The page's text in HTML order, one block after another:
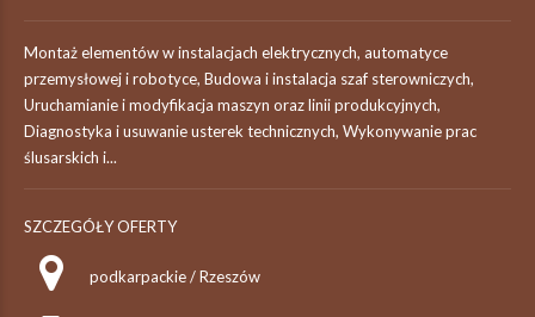
Montaż elementów w instalacjach elektrycznych, automatyce
przemysłowej i robotyce, Budowa i instalacja szaf sterowniczych,
Uruchamianie i modyfikacja maszyn oraz linii produkcyjnych,
Diagnostyka i usuwanie usterek technicznych, Wykonywanie prac
ślusarskich i...
SZCZEGÓŁY OFERTY
podkarpackie / Rzeszów